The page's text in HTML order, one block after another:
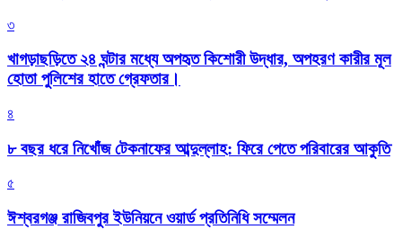
৩
খাগড়াছড়িতে ২৪ ঘন্টার মধ্যে অপহৃত কিশোরী উদ্ধার, অপহরণ কারীর মূল
হোতা পুলিশের হাতে গ্রেফতার।
৪
৮ বছর ধরে নিখোঁজ টেকনাফের আব্দুল্লাহ: ফিরে পেতে পরিবারের আকুতি
৫
ঈশ্বরগঞ্জ রাজিবপুর ইউনিয়নে ওয়ার্ড প্রতিনিধি সম্মেলন